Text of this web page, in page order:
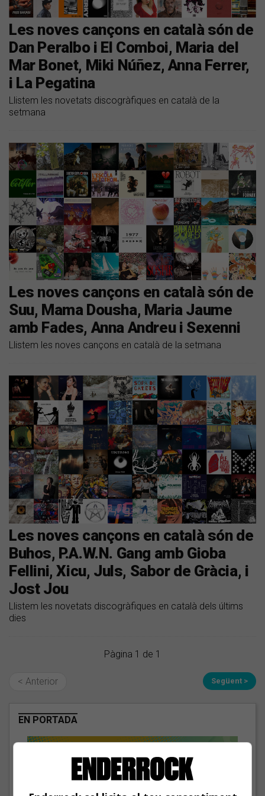
Les noves cançons en català són de
Dan Peralbo i El Comboi, Maria del
Mar Bonet, Miki Núñez, Anna Ferrer,
i La Pegatina
Llistem les novetats discogràfiques en català de la
setmana
Les noves cançons en català són de
Suu, Mama Dousha, Maria Jaume
amb Fades, Anna Andreu i Sexenni
Llistem les noves cançons en català de la setmana
Les noves cançons en català són de
Buhos, P.A.W.N. Gang amb Gioba
Fellini, Xicu, Juls, Sabor de Gràcia, i
Jost Jou
Llistem les novetats discogràfiques en català dels últims
dies
Pàgina 1 de 1
< Anterior Següent >
EN PORTADA